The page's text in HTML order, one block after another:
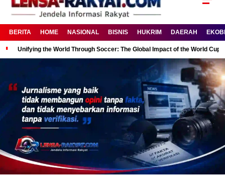
BERITA HOME NASIONAL BISNIS HUKRIM DAERAH
Unifying the World Through Soccer: The Global Impact of the World Cup